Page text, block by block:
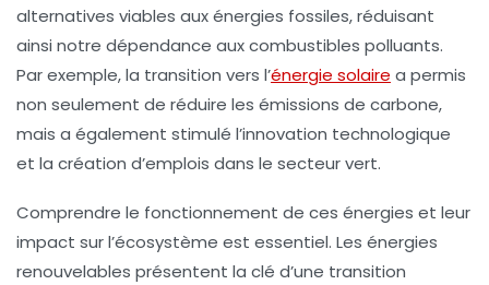
alternatives viables aux énergies fossiles, réduisant
ainsi notre dépendance aux combustibles polluants.
Par exemple, la transition vers l’énergie solaire a permis
non seulement de réduire les émissions de carbone,
mais a également stimulé l’innovation technologique
et la création d’emplois dans le secteur vert.
Comprendre le fonctionnement de ces énergies et leur
impact sur l’écosystème est essentiel. Les énergies
renouvelables présentent la clé d’une transition